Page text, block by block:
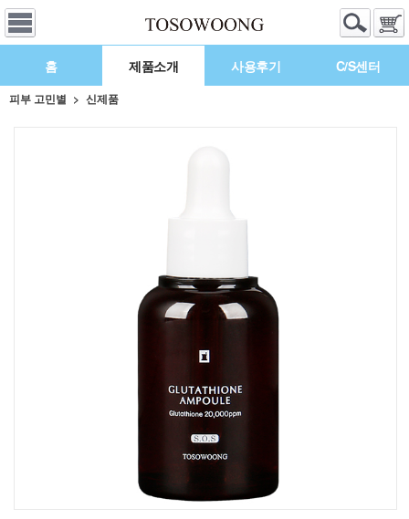
홈 제품소개 사용후기 C/S센터
피부 고민별 신제품